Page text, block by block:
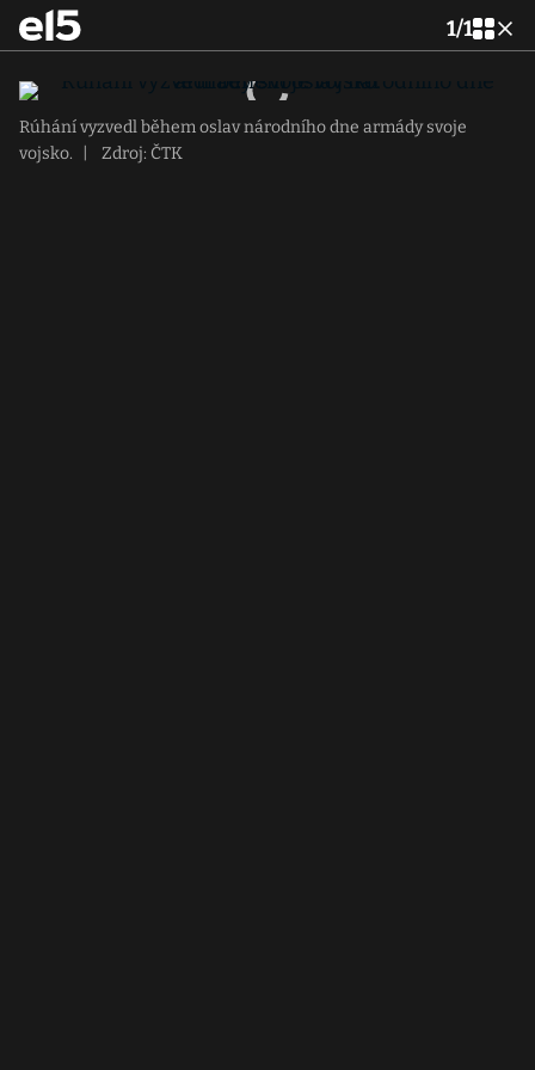
1/1
Rúhání vyzvedl během oslav národního dne armády svoje
vojsko.
Zdroj: ČTK